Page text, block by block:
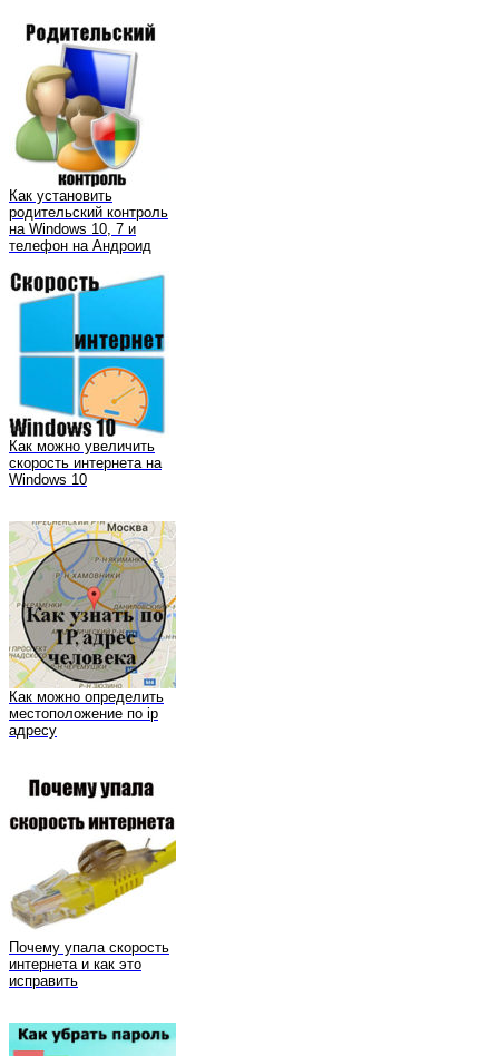
Как установить
родительский контроль
на Windows 10, 7 и
телефон на Андроид
Как можно увеличить
скорость интернета на
Windows 10
Как можно определить
местоположение по ip
адресу
Почему упала скорость
интернета и как это
исправить